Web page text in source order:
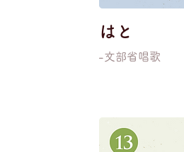
はと
-文部省唱歌